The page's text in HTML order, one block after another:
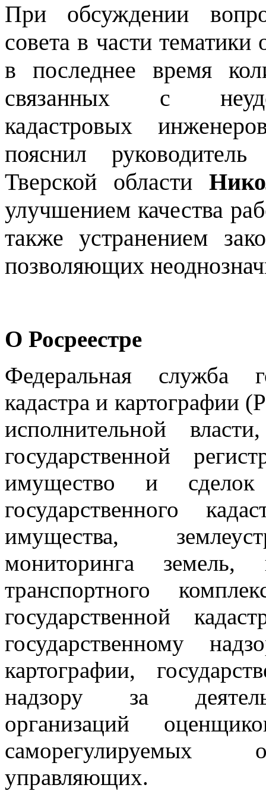
При обсуждении
совета в части
в последнее время
связанных с
кадастровых
пояснил
Тверской области
улучшением качества
также устранением
позволяющих
О Росреестре
Федеральная служба
кадастра и картографии
исполнительной
государственной
имущество и
государственного
имущества,
мониторинга земель,
транспортного
государственной
государственному
картографии,
надзору за
организаций
саморегулируемых
управляющих.